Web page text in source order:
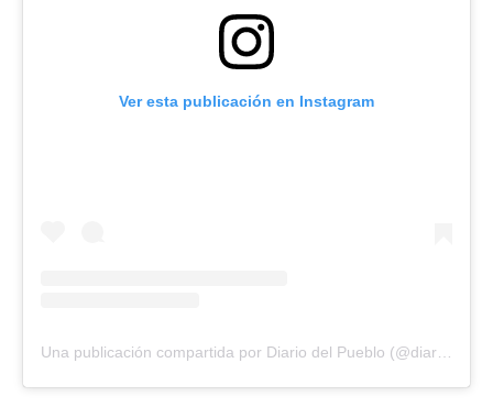
Ver esta publicación en Instagram